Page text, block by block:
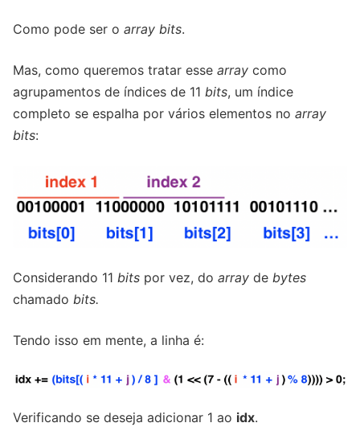
Como pode ser o array bits.
Mas, como queremos tratar esse array como
agrupamentos de índices de 11 bits, um índice
completo se espalha por vários elementos no array
bits:
Considerando 11 bits por vez, do array de bytes
chamado bits.
Tendo isso em mente, a linha é:
Verificando se deseja adicionar 1 ao idx.